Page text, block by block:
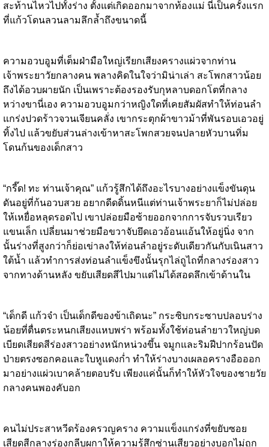
สะท้านไหวไปทั้งร่าง ตั้งแต่เกิดออกมาจากท้องแม่ นี่เป็นครั้งแรก
ที่แก้วโดนลวนลามลึกล้ำถึงขนาดนี้
ความอวบอูมที่เต็มฝ่ามือใหญ่เรียกเสียงครางแผ่วจากท่าน
เจ้าพระยาวัยกลางคน พลางคิดในใจว่ามิน่าเล่า สะโพกสาวน้อย
ถึงได้อวบผายนัก เป็นเพราะต้องรองรับกุหลาบดอกโตที่กลาง
หว่างขานี่เอง ความอวบอูมกว่าหญิงใดที่เคยสัมผัสทำให้ท่อนลำ
แกร่งปวดร้าวจวนเจียนคลั่ง เขากระตุกผ้าขาวม้าที่พันรอบเอวอยู่
ทิ้งไป แล้วขยับส่วนล่างเข้าหาสะโพกสวยจนปลายหัวบานทิ่ม
โดนก้นของเด็กสาว
“กรี๊ด! ทะ ท่านเจ้าคุณ” แก้วรู้สึกได้ถึงอะไรบางอย่างแข็งขันดุน
ดันอยู่ที่ก้นอวบสวย อยากดีดดิ้นหนีแต่ท่านเจ้าพระยาก็ไม่ปล่อย
ให้เหยื่อหลุดรอดไป เขาปล่อยมือซ้ายออกจากการจับรวบเรียว
แขนเล็ก เปลี่ยนมาช่วยมือขวาจับยึดเอวอ้อนแอ้นให้อยู่นิ่ง จาก
นั้นร่างที่สูงกว่าก็ย่อเข่าลงให้ท่อนลำอยู่ระดับเดียวกันกับเนินสาว
ใต้น้ำ แล้วทำการส่งท่อนลำแข็งขึงนั้นรุกไล่ถูไถที่กลางร่องสาว
จากทางด้านหลัง ขยับเสียดสีไปมาแต่ไม่ได้สอดลึกเข้าด้านใน
“เด็กดี แก้วจ๋า เป็นเด็กดีของข้าเถิดนะ” กระซิบกระซาบปลอบร่าง
น้อยที่ตื่นตระหนกเสียงแหบพร่า พร้อมทั้งใช้ท่อนลำยาวใหญ่บด
เบียดเสียดสีร่องสาวอย่างหนักหน่วงขึ้น จมูกและริมฝีปากร้อนปัด
ป่ายตรงซอกคอและใบหูแดงก่ำ ทำให้ร่างบางเผลอครางอือออก
มาอย่างแผ่วเบาคล้ายตอบรับ เพียงแค่นั้นก็ทำให้หัวใจของชายวัย
กลางคนพองคับอก
คนไม่ประสาหวีดร้องครวญคราง ความแข็งแกร่งที่ขยับซอย
เสียดสีกลางร่องกลีบผกาให้ความรู้สึกซ่านเสียวอย่างบอกไม่ถูก